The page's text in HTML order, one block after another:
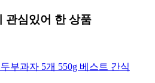
관심있어 한 상품
부과자 5개 550g 베스트 간식